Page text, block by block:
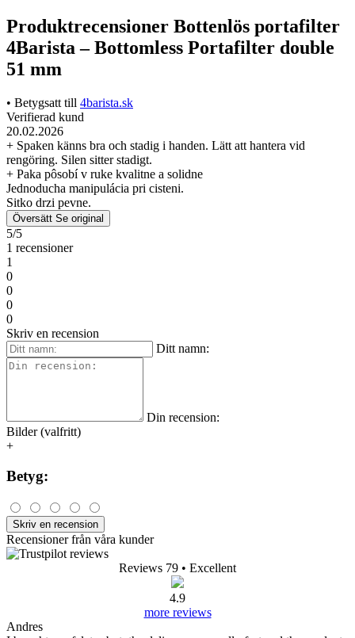
Produktrecensioner Bottenlös portafilter
4Barista – Bottomless Portafilter double
51 mm
• Betygsatt till 4barista.sk
Verifierad kund
20.02.2026
+ Spaken känns bra och stadig i handen. Lätt att hantera vid
rengöring. Silen sitter stadigt.
+ Paka pôsobí v ruke kvalitne a solidne
Jednoducha manipulácia pri cisteni.
Sitko drzi pevne.
Översätt Se original
5/5
1 recensioner
1
0
0
0
0
Skriv en recension
Ditt namn:
Din recension:
Bilder (valfritt)
+
Betyg:
Skriv en recension
Recensioner från våra kunder
Reviews 79 • Excellent
4.9
more reviews
Andres